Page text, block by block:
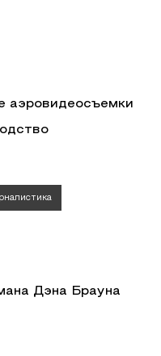
аэровидеосъемки
Дэна Брауна